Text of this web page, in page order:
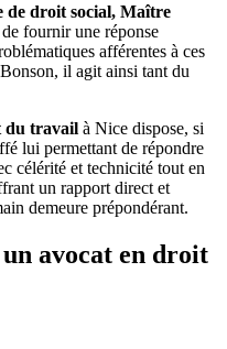
de droit social, Maître
fournir une réponse
afférentes à ces
il agit ainsi tant du
du travail à Nice dispose, si
lui permettant de répondre
célérité et technicité tout en
un rapport direct et
demeure prépondérant.
avocat en droit